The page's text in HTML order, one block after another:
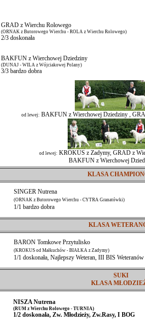
GRAD z Wierchu Rolowego
(ORNAK z Butorowego Wierchu - ROLA z Wierchu Rolowego)
2/3 doskonała
BAKFUN z Wierchowej Dziedziny
(DUNAJ - WILA z Wójciakowej Polany)
3/3 bardzo dobra
od lewej: BAKFUN z Wierchowej Dziedziny ,
od lewej: KROKUS z Zadymy, GRAD z
BAKFUN z Wierchowej
KLASA
SINGER Nutrena
(ORNAK z Butorowego Wierchu - CYTRA Granatówki)
1/1 bardzo dobra
KLASA
BARON Tomkowe Przytulisko
(KROKUS od Małkuchów - BIAŁKA z Zadymy)
1/1 doskonała, Najlepszy Weteran, III BIS Weteranów
SUKI
KLASA
NISZA Nutrena
(RUM z Wierchu Rolowego - TURNIA)
1/2 doskonała, Zw. Młodzieży, Zw.Rasy, I BOG